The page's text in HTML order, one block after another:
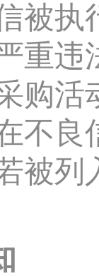
被执
重违
购活
不良
被列